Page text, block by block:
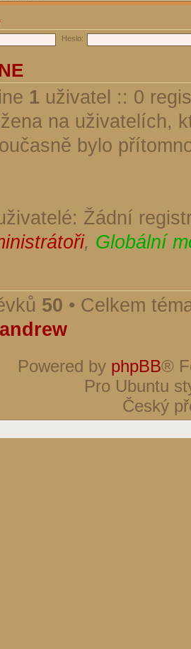
Heslo:
1 uživatel :: 0
na uživatelích,
bylo
Žádní
, Globální
50 • Celkem
andrew
Powered by phpBB®
Pro Ubuntu
Český